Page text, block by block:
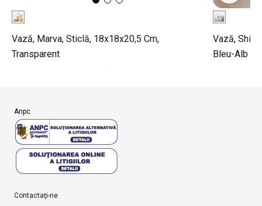
Vază, Marva, Sticlă, 18x18x20,5 Cm,
Transparent
Vază,
Bleu-Alb
Anpc
Contactaţi-ne